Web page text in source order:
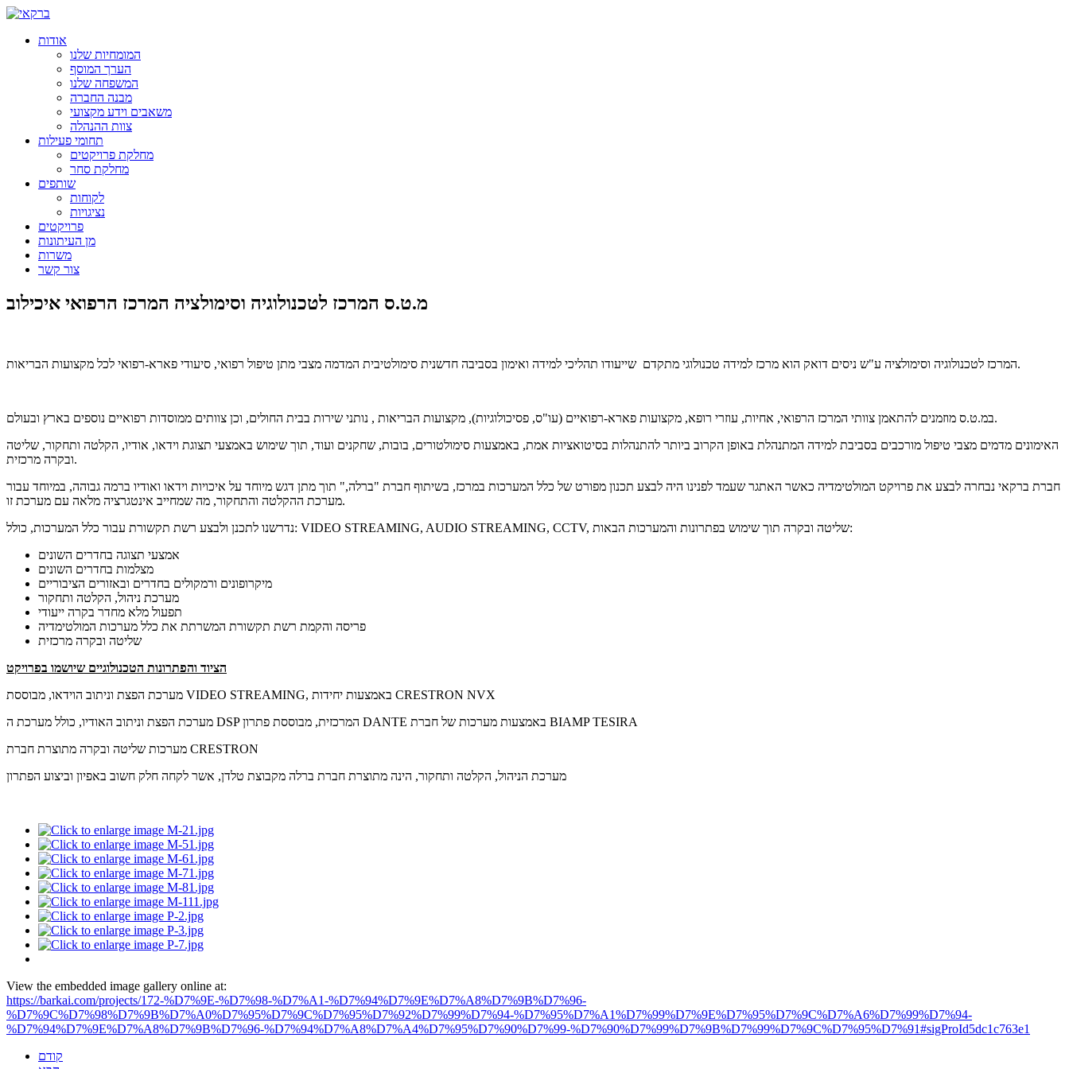
אודות
המומחיות שלנו
הערך המוסף
המשפחה שלנו
מבנה החברה
משאבים וידע מקצועי
צוות ההנהלה
תחומי פעילות
מחלקת פרויקטים
מחלקת סחר
שותפים
לקוחות
נציגויות
פרויקטים
מן העיתונות
משרות
צור קשר
מ.ט.ס המרכז לטכנולוגיה וסימולציה המרכז הרפואי איכילוב
המרכז לטכנולוגיה וסימולציה ע"ש ניסים דואק הוא מרכז למידה טכנולוגי מתקדם שייעודו תהליכי למידה ואימון בסביבה חדשנית סימולטיבית המדמה מצבי מתן טיפול רפואי, סיעודי פארא-רפואי לכל מקצועות הבריאות.
במ.ט.ס מוזמנים להתאמן צוותי המרכז הרפואי, אחיות, עוזרי רופא, מקצועות פארא-רפואיים (עו"ס, פסיכולוגיות), מקצועות הבריאות , נותני שירות בבית החולים, וכן צוותים ממוסדות רפואיים נוספים בארץ ובעולם.
האימונים מדמים מצבי טיפול מורכבים בסביבת למידה המתנהלת באופן הקרוב ביותר להתנהלות בסיטואציות אמת, באמצעות סימולטורים, בובות, שחקנים ועוד, תוך שימוש באמצעי תצוגת וידאו, אודיו, הקלטה ותחקור, שליטה
ובקרה מרכזית.
חברת ברקאי נבחרה לבצע את פרויקט המולטימדיה כאשר האתגר שעמד לפנינו היה לבצע תכנון מפורט של כלל המערכות במרכז, בשיתוף חברת "ברלה," תוך מתן דגש מיוחד על איכויות וידאו ואודיו ברמה גבוהה, במיוחד עבור
מערכת ההקלטה והתחקור, מה שמחייב אינטגרציה מלאה עם מערכת זו.
נדרשנו לתכנן ולבצע רשת תקשורת עבור כלל המערכות, כולל: VIDEO STREAMING, AUDIO STREAMING, CCTV, שליטה ובקרה תוך שימוש בפתרונות והמערכות הבאות:
אמצעי תצוגה בחדרים השונים
מצלמות בחדרים השונים
מיקרופונים ורמקולים בחדרים ובאזורים הציבוריים
מערכת ניהול, הקלטה ותחקור
תפעול מלא מחדר בקרה ייעודי
פריסה והקמת רשת תקשורת המשרתת את כלל מערכות המולטימדיה
שליטה ובקרה מרכזית
הציוד והפתרונות הטכנולוגיים שיושמו בפרויקט
מערכת הפצת וניתוב הוידאו, מבוססת VIDEO STREAMING, באמצעות יחידות CRESTRON NVX
מערכת הפצת וניתוב האודיו, כולל מערכת ה DSP המרכזית, מבוססת פתרון DANTE באמצעות מערכות של חברת BIAMP TESIRA
מערכות שליטה ובקרה מתוצרת חברת CRESTRON
מערכת הניהול, הקלטה ותחקור, הינה מתוצרת חברת ברלה מקבוצת טלדן, אשר לקחה חלק חשוב באפיון וביצוע הפתרון
View the embedded image gallery online at:
https://barkai.com/projects/172-%D7%9E-%D7%98-%D7%A1-%D7%94%D7%9E%D7%A8%D7%9B%D7%96-
%D7%9C%D7%98%D7%9B%D7%A0%D7%95%D7%9C%D7%95%D7%92%D7%99%D7%94-%D7%95%D7%A1%D7%99%D7%9E%D7%95%D7%9C%D7%A6%D7%99%D7%94-
%D7%94%D7%9E%D7%A8%D7%9B%D7%96-%D7%94%D7%A8%D7%A4%D7%95%D7%90%D7%99-%D7%90%D7%99%D7%9B%D7%99%D7%9C%D7%95%D7%91#sigProId5dc1c763e1
קודם